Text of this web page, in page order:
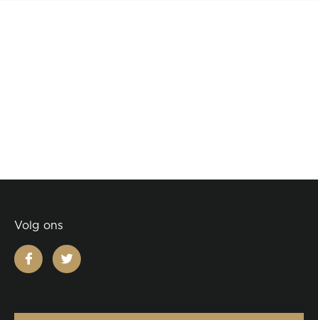
Volg ons
facebooktwitter